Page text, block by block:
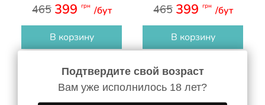
465 399 грн /бут
В корзину
465 399 грн /бут
В корзину
-4%
Подтвердите свой возраст
Вам уже исполнилось 18 лет?